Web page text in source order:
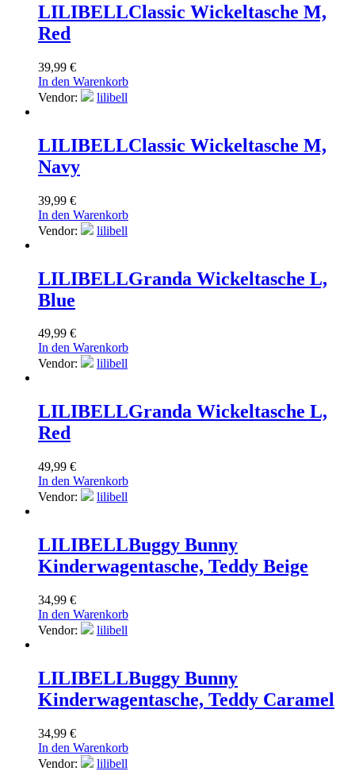
LILIBELLClassic Wickeltasche M,
Red
39,99 €
In den Warenkorb
Vendor:
lilibell
LILIBELLClassic Wickeltasche M,
Navy
39,99 €
In den Warenkorb
Vendor:
lilibell
LILIBELLGranda Wickeltasche L,
Blue
49,99 €
In den Warenkorb
Vendor:
lilibell
LILIBELLGranda Wickeltasche L,
Red
49,99 €
In den Warenkorb
Vendor:
lilibell
LILIBELLBuggy Bunny
Kinderwagentasche, Teddy Beige
34,99 €
In den Warenkorb
Vendor:
lilibell
LILIBELLBuggy Bunny
Kinderwagentasche, Teddy Caramel
34,99 €
In den Warenkorb
Vendor:
lilibell